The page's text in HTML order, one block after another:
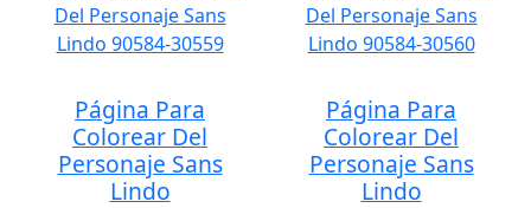
Página Para
Colorear Del
Personaje Sans
Lindo
Página Para
Colorear Del
Personaje Sans
Lindo